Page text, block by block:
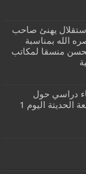
يهنئ صاحب
الله بمناسبة
منسقا لمكاتب
دراسي حول
مستجدات علاج السرطان بالاشعة الحديتة اليوم 1